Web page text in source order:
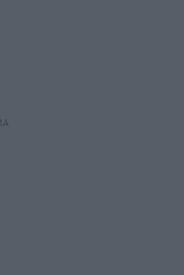
profesjonaliści radzą